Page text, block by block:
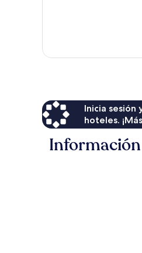
Inicia sesión
hoteles.